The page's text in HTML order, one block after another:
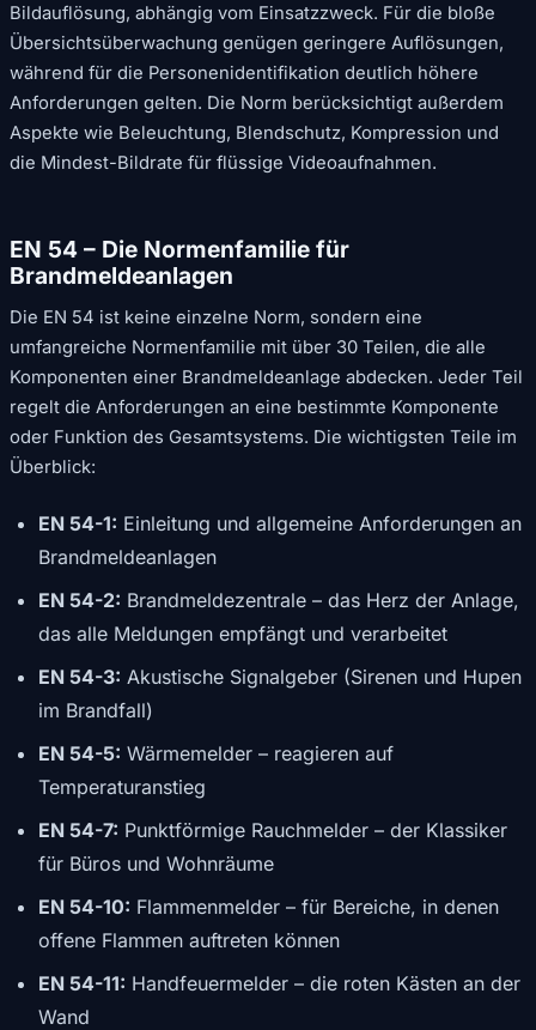
Bildauflösung, abhängig vom Einsatzzweck. Für die bloße
Übersichtsüberwachung genügen geringere Auflösungen,
während für die Personenidentifikation deutlich höhere
Anforderungen gelten. Die Norm berücksichtigt außerdem
Aspekte wie Beleuchtung, Blendschutz, Kompression und
die Mindest-Bildrate für flüssige Videoaufnahmen.
EN 54 – Die Normenfamilie für
Brandmeldeanlagen
Die EN 54 ist keine einzelne Norm, sondern eine
umfangreiche Normenfamilie mit über 30 Teilen, die alle
Komponenten einer Brandmeldeanlage abdecken. Jeder Teil
regelt die Anforderungen an eine bestimmte Komponente
oder Funktion des Gesamtsystems. Die wichtigsten Teile im
Überblick:
EN 54-1: Einleitung und allgemeine Anforderungen an
Brandmeldeanlagen
EN 54-2: Brandmeldezentrale – das Herz der Anlage,
das alle Meldungen empfängt und verarbeitet
EN 54-3: Akustische Signalgeber (Sirenen und Hupen
im Brandfall)
EN 54-5: Wärmemelder – reagieren auf
Temperaturanstieg
EN 54-7: Punktförmige Rauchmelder – der Klassiker
für Büros und Wohnräume
EN 54-10: Flammenmelder – für Bereiche, in denen
offene Flammen auftreten können
EN 54-11: Handfeuermelder – die roten Kästen an der
Wand